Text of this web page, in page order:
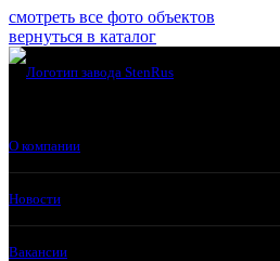
смотреть все фото объектов
вернуться в каталог
О компании
Новости
Вакансии